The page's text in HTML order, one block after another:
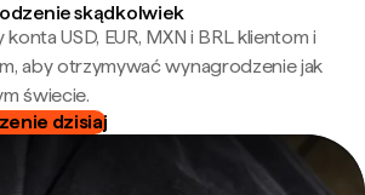
skądkolwiek
USD, EUR, MXN i BRL klientom i
aby otrzymywać wynagrodzenie jak
świecie.
dzisiaj